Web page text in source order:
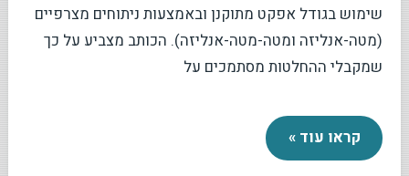
שימוש בגודל אפקט מתוקנן ובאמצעות ניתוחים מצרפיים
(מטה-אנליזה ומטה-מטה-אנליזה). הכותב מצביע על כך
שמקבלי ההחלטות מסתמכים על
קראו עוד »